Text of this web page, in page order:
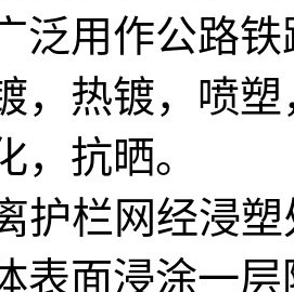
泛用作公路
，热镀，喷
，抗晒。
护栏网经浸塑
表面浸涂一